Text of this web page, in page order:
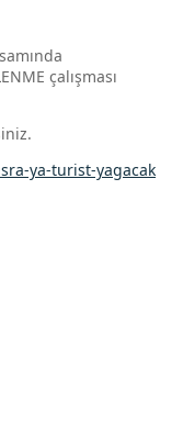
çalışması
ya-turist-yagacak